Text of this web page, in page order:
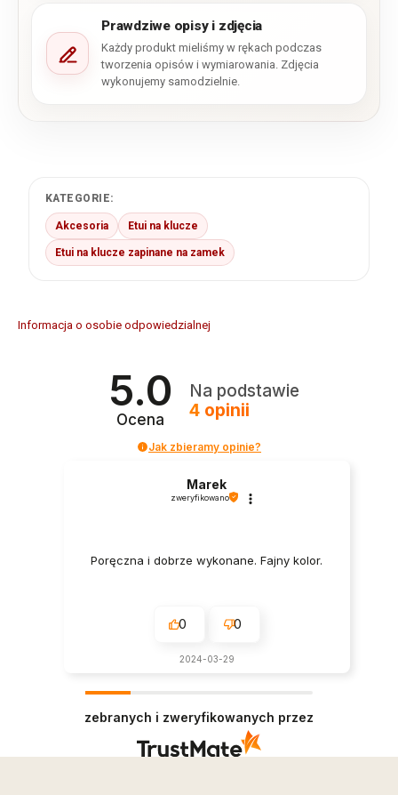
Prawdziwe opisy i zdjęcia
Każdy produkt mieliśmy w rękach podczas
tworzenia opisów i wymiarowania. Zdjęcia
wykonujemy samodzielnie.
KATEGORIE:
Akcesoria Etui na klucze
Etui na klucze zapinane na zamek
Informacja o osobie odpowiedzialnej
5.0
Ocena
Na podstawie
4opinii
Jak zbieramy opinie?
Marek
zweryfikowano
Poręczna i dobrze wykonane. Fajny kolor.
0 0
2024-03-29
zebranych i zweryfikowanych przez